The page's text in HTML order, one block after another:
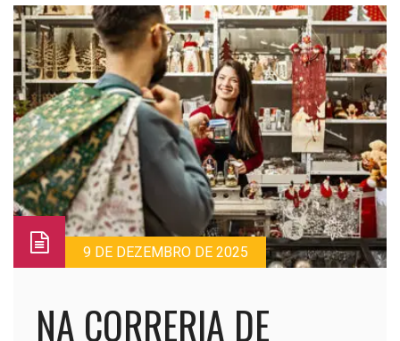
9 DE DEZEMBRO DE 2025
NA CORRERIA DE